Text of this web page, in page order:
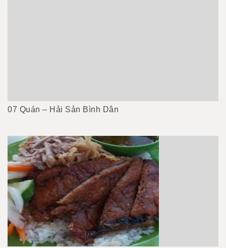
07 Quán – Hải Sản Bình Dân